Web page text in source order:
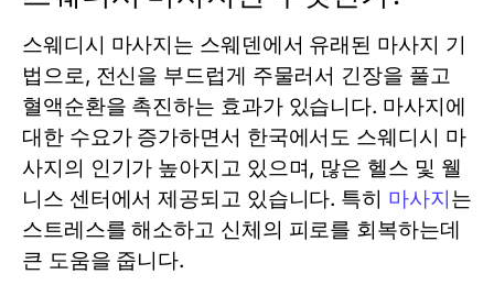
스웨디시 마사지는 스웨덴에서 유래된 마사지 기
법으로, 전신을 부드럽게 주물러서 긴장을 풀고
혈액순환을 촉진하는 효과가 있습니다. 마사지에
대한 수요가 증가하면서 한국에서도 스웨디시 마
사지의 인기가 높아지고 있으며, 많은 헬스 및 웰
니스 센터에서 제공되고 있습니다. 특히 마사지는
스트레스를 해소하고 신체의 피로를 회복하는데
큰 도움을 줍니다.